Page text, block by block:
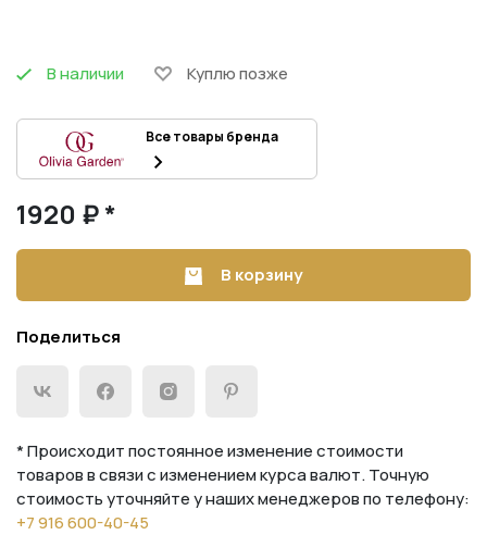
В наличии Куплю позже
Все товары бренда
1920 ₽ *
В корзину
Поделиться
* Происходит постоянное изменение стоимости
товаров в связи с изменением курса валют. Точную
стоимость уточняйте у наших менеджеров по телефону:
+7 916 600-40-45